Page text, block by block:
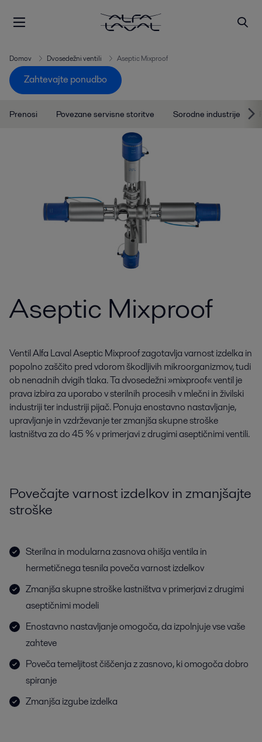
Domov Dvosedežni ventili Aseptic Mixproof
Zahtevajte ponudbo
Prenosi Povezane servisne storitve Sorodne industrije
Aseptic Mixproof
Ventil Alfa Laval Aseptic Mixproof zagotavlja varnost izdelka in
popolno zaščito pred vdorom škodljivih mikroorganizmov, tudi
ob nenadnih dvigih tlaka. Ta dvosedežni »mixproof« ventil je
prava izbira za uporabo v sterilnih procesih v mlečni in živilski
industriji ter industriji pijač. Ponuja enostavno nastavljanje,
upravljanje in vzdrževanje ter zmanjša skupne stroške
lastništva za do 45 % v primerjavi z drugimi aseptičnimi ventili.
Povečajte varnost izdelkov in zmanjšajte
stroške
Sterilna in modularna zasnova ohišja ventila in
hermetičnega tesnila poveča varnost izdelkov
Zmanjša skupne stroške lastništva v primerjavi z drugimi
aseptičnimi modeli
Enostavno nastavljanje omogoča, da izpolnjuje vse vaše
zahteve
Poveča temeljitost čiščenja z zasnovo, ki omogoča dobro
spiranje
Zmanjša izgube izdelka